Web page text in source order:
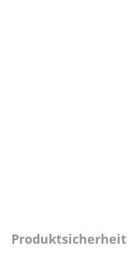
Produktsicherheit